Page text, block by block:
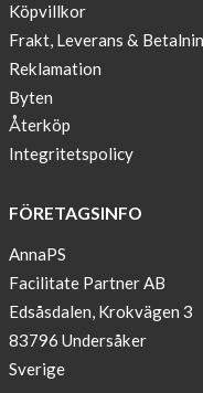
Blogger
on
AnnaPS.com
Report
from
congress
in
Paris
OFFER
!
–
Köpvillkor
Frakt, Leverans &
Reklamation
Byten
Återköp
Integritetspolicy
FÖRETAGSINFO
AnnaPS
Facilitate Partner AB
Edsåsdalen, Krokvägen 3
83796 Undersåker
Sverige